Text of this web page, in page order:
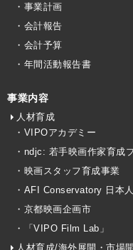
・事業計画
・会計報告
・会計予算
・年間活動報告書
事業内容
人材育成
・VIPOアカデミー
・ndjc: 若手映画作家育成
・映画スタッフ育成事業
・AFI Conservatory 日本
・京都映画企画市
・「VIPO Film Lab」
人材育成/海外展開・市場